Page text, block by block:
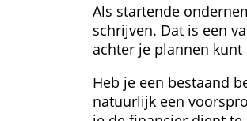
Als startende
schrijven. Dat is een
achter je plannen kunt
Heb je een bestaand
natuurlijk een